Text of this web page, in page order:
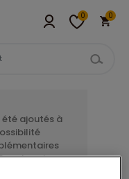
0 0
ajoutés à
terminer